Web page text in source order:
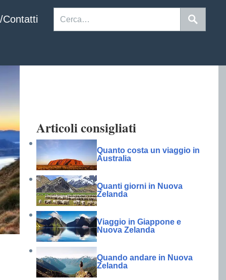
Contatti
Articoli consigliati
Quanto costa un viaggio in
Australia
Quanti giorni in Nuova
Zelanda
Viaggio in Giappone e
Nuova Zelanda
Quando andare in Nuova
Zelanda